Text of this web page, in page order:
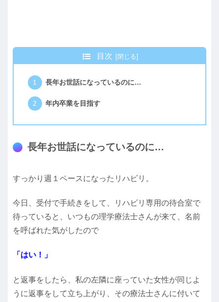
目次
長年お世話になっているのに…
年内卒業を目指す
長年お世話になっているのに…
すっかり週１ペースになったリハビリ。
今日、受付で手続きをして、リハビリ専用の待合室で
待っていると、いつもの理学療法士さんが来て、名前
を呼ばれた気がしたので
「はい！」
と返事をしたら、私の左隣に座っていた女性が同じよ
うに返事をして立ち上がり、その療法士さんに付いて